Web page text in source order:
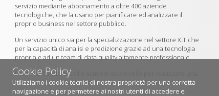
Cookie Policy
Utilizziamo i cookie tecnici di nostra proprietà per una corretta
navigazione e per permetere ai nostri utenti di accedere e
servizio mediante abbonamento a oltre 400 aziende
tecnologiche, che la usano per pianificare ed analizzare il
proprio business nel settore pubblico.
Un servizio unico sia per la specializzazione nel settore ICT che
per la capacità di analisi e predizione grazie ad una tecnologia
propria e ad un team di data quality altamente professionale.
Il team di TendersTool è sempre disponibile per realizzare una
demo della piattaforma utilizzando il formulario di contatto.